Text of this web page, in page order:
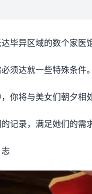
毕异区域的数个家医
须达就一些特殊条件。
你将与美女们朝夕相
记录，满足她们的需